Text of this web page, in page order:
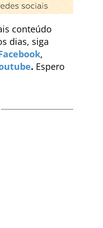
conteúdo
dias, siga
,
. Espero